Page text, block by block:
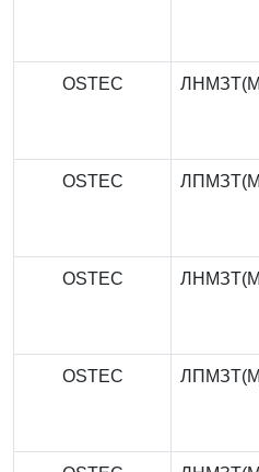
OSTEC
OSTEC
OSTEC
OSTEC